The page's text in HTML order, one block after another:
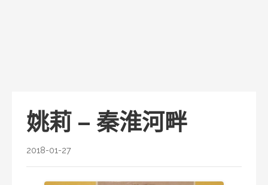
姚莉 – 秦淮河畔
2018-01-27